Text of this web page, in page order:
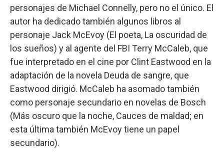
personajes de Michael Connelly, pero no el único. El
autor ha dedicado también algunos libros al
personaje Jack McEvoy (El poeta, La oscuridad de
los sueños) y al agente del FBI Terry McCaleb, que
fue interpretado en el cine por Clint Eastwood en la
adaptación de la novela Deuda de sangre, que
Eastwood dirigió. McCaleb ha asomado también
como personaje secundario en novelas de Bosch
(Más oscuro que la noche, Cauces de maldad; en
esta última también McEvoy tiene un papel
secundario).